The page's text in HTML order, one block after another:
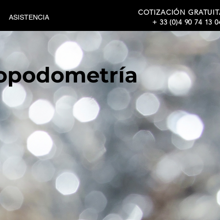
ASISTENCIA
COTIZACIÓN
+ 33 (0)4 90 74 13
para
líder en software y tecnología para
PODOSCAN POUSSOU
plateformes de
- plateforme stabilométrique -